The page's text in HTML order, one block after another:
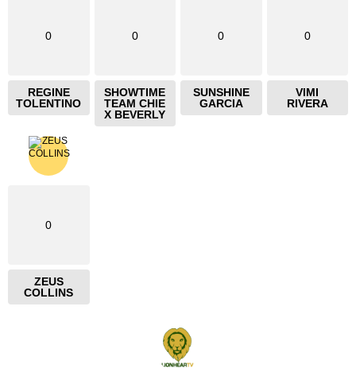
0
REGINE
TOLENTINO
0
SHOWTIME
TEAM CHIE
X BEVERLY
0
SUNSHINE
GARCIA
0
VIMI
RIVERA
0
ZEUS
COLLINS